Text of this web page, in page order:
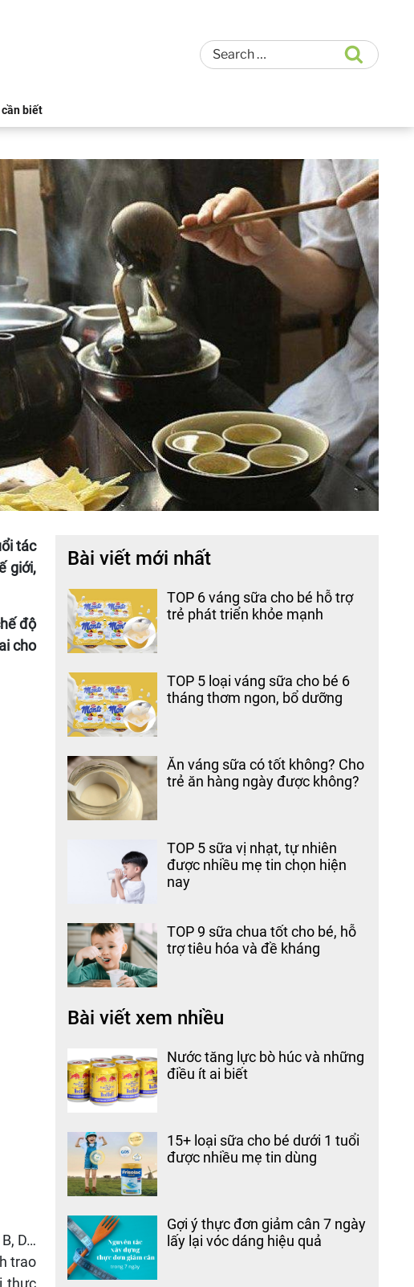
cần biết
tác
giới,
độ
cho
D…
trao
thực
Bài viết mới nhất
TOP 6 váng sữa cho bé hỗ trợ
trẻ phát triển khỏe mạnh
TOP 5 loại váng sữa cho bé 6
tháng thơm ngon, bổ dưỡng
Ăn váng sữa có tốt không? Cho
trẻ ăn hàng ngày được không?
TOP 5 sữa vị nhạt, tự nhiên
được nhiều mẹ tin chọn hiện
nay
TOP 9 sữa chua tốt cho bé, hỗ
trợ tiêu hóa và đề kháng
Bài viết xem nhiều
Nước tăng lực bò húc và những
điều ít ai biết
15+ loại sữa cho bé dưới 1 tuổi
được nhiều mẹ tin dùng
Gợi ý thực đơn giảm cân 7 ngày
lấy lại vóc dáng hiệu quả